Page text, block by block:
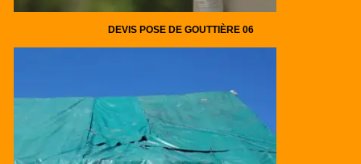
DEVIS POSE DE GOUTTIÈRE 06